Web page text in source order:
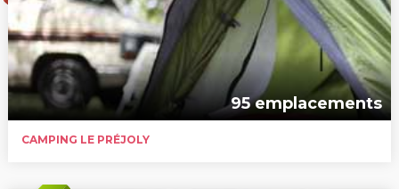
95 emplacements
CAMPING LE PRÉJOLY